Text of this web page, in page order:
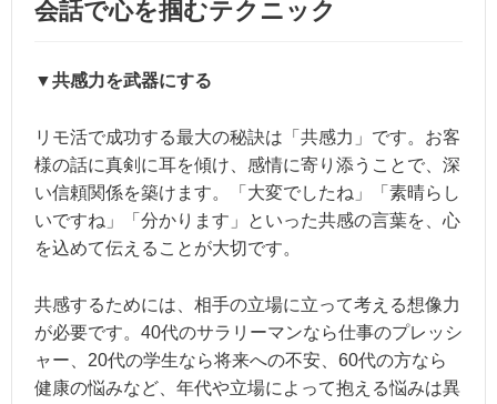
会話で心を掴むテクニック
▼共感力を武器にする
リモ活で成功する最大の秘訣は「共感力」です。お客
様の話に真剣に耳を傾け、感情に寄り添うことで、深
い信頼関係を築けます。「大変でしたね」「素晴らし
いですね」「分かります」といった共感の言葉を、心
を込めて伝えることが大切です。
共感するためには、相手の立場に立って考える想像力
が必要です。40代のサラリーマンなら仕事のプレッシ
ャー、20代の学生なら将来への不安、60代の方なら
健康の悩みなど、年代や立場によって抱える悩みは異